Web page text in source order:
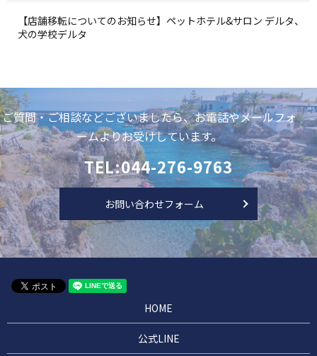
【店舗移転についてのお知らせ】ペットホテル&サロン デルタ、
犬の学校デルタ
ご質問・ご相談などございましたら、お電話やメールフォ
ームよりお受けしています。
TEL:044-276-9763
お問い合わせフォーム
HOME
公式LINE